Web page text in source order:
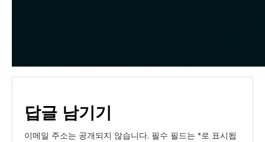
답글 남기기
이메일 주소는 공개되지 않습니다. 필수 필드는 *로 표시됩